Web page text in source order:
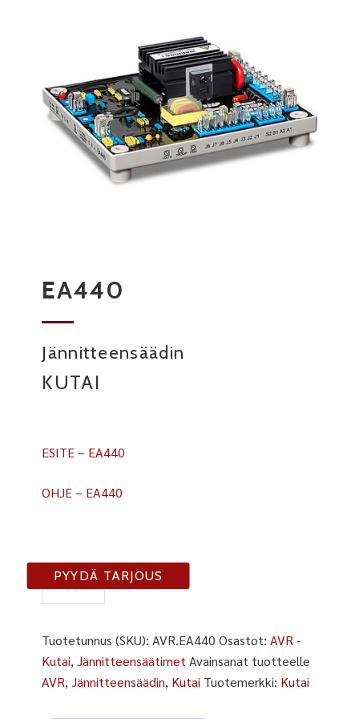
EA440
Jännitteensäädin
KUTAI
ESITE – EA440
OHJE – EA440
EA440
määrä
PYYDÄ TARJOUS
Tuotetunnus (SKU):AVR.EA440 Osastot:AVR -
Kutai,Jännitteensäätimet Avainsanat tuotteelle
AVR,Jännitteensäädin, Kutai Tuotemerkki: Kutai